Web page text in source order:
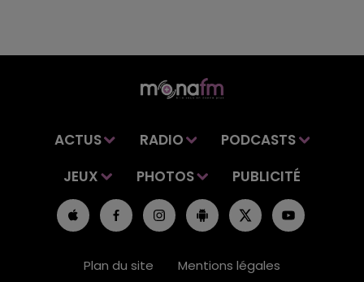
ACTUS RADIO
PODCASTS
JEUX
PHOTOS PUBLICITÉ
Plan du site Mentions légales